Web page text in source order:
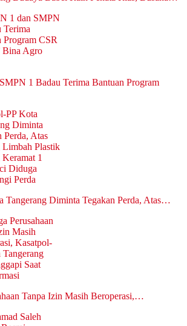
1 Badau Terima Bantuan Program
Tangerang Diminta Tegakan Perda, Atas…
Tanpa Izin Masih Beroperasi,…